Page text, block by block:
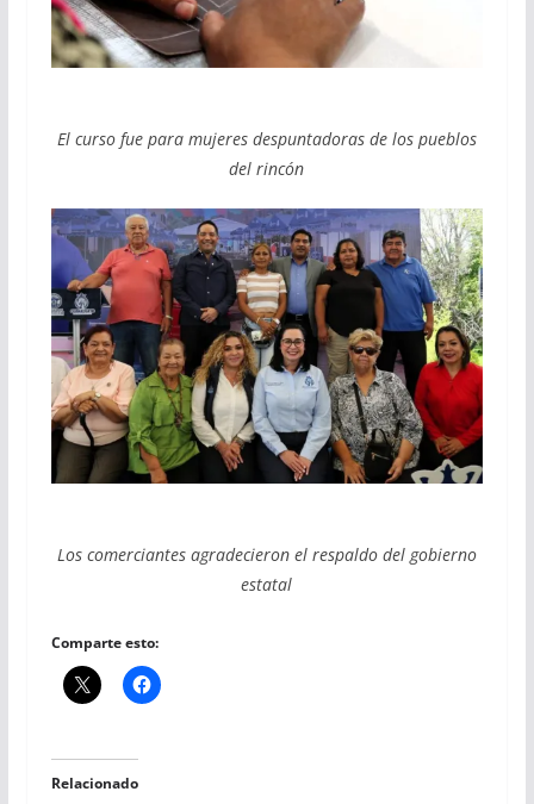
El curso fue para mujeres despuntadoras de los pueblos
del rincón
Los comerciantes agradecieron el respaldo del gobierno
estatal
Comparte esto:
Relacionado